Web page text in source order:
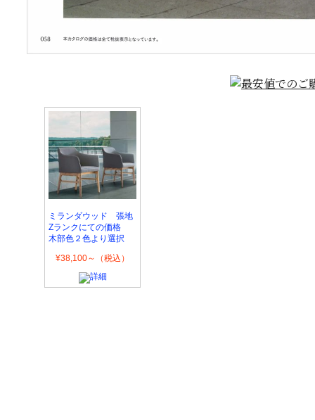
ミランダウッド 張地
Zランクにての価格
木部色２色より選択
¥38,100～（税込）